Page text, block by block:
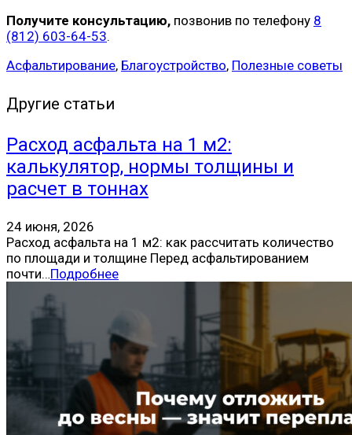
Получите консультацию, позвонив по телефону 8
(812) 603-64-53.
Асфальтирование, Благоустройство, Полезные советы
Другие статьи
Расход асфальта на 1 м2:
калькулятор, нормы толщины и
расчет в тоннах
24 июня, 2026
Расход асфальта на 1 м2: как рассчитать количество
по площади и толщине Перед асфальтированием
почти…Подробнее